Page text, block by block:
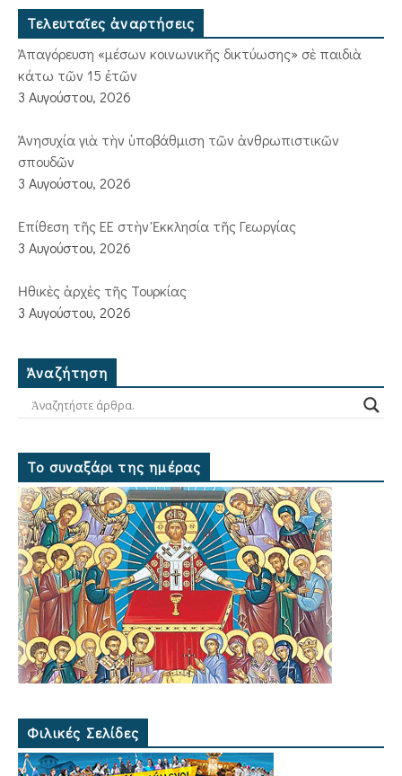
Τελευταῖες ἀναρτήσεις
Ἀπαγόρευση «μέσων κοινωνικῆς δικτύωσης» σὲ παιδιὰ
κάτω τῶν 15 ἐτῶν
3 Αυγούστου, 2026
Ἀνησυχία γιὰ τὴν ὑποβάθμιση τῶν ἀνθρωπιστικῶν
σπουδῶν
3 Αυγούστου, 2026
Ἐπίθεση τῆς ΕΕ στὴν Ἐκκλησία τῆς Γεωργίας
3 Αυγούστου, 2026
Ἠθικὲς ἀρχὲς τῆς Τουρκίας
3 Αυγούστου, 2026
Ἀναζήτηση
Το συναξάρι της ημέρας
Φιλικές Σελίδες